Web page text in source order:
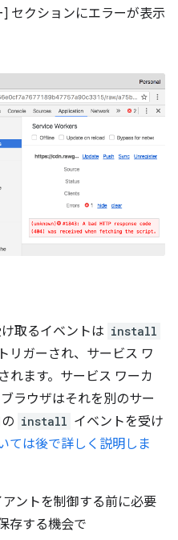
セクションにエラーが表示
取るイベントは install
リガーされ、サービス ワ
れます。サービス ワーカ
ラウザはそれを別のサー
install イベントを受け
ては後で詳しく説明しま
ントを制御する前に必要
存する機会で